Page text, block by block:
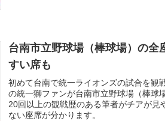
台南市立野球場（棒球場）の全
すい席も
初めて台南で統一ライオンズの試合を観
の統一獅ファンが台南市立野球場（棒球
20回以上の観戦歴のある筆者がチアが見
ない座席が分かります。